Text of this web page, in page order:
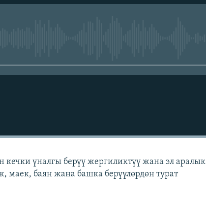
кечки үналгы берүү жергиликтүү жана эл аралык
маек, баян жана башка берүүлөрдөн турат